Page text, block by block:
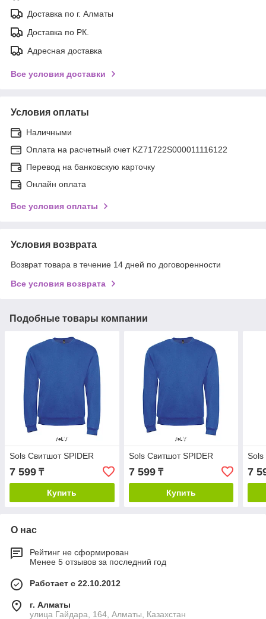
Доставка по г. Алматы
Доставка по РК.
Адресная доставка
Все условия доставки
Условия оплаты
Наличными
Оплата на расчетный счет KZ71722S000011116122
Перевод на банковскую карточку
Онлайн оплата
Все условия оплаты
Условия возврата
Возврат товара в течение 14 дней по договоренности
Все условия возврата
Подобные товары компании
Sols Свитшот SPIDER
7 599 ₸
Купить
Sols Свитшот SPIDER
7 599₸
Купить
Sols
7
О нас
Рейтинг не сформирован
Менее 5 отзывов за последний год
Работает с 22.10.2012
г. Алматы
улица Гайдара, 164, Алматы, Казахстан